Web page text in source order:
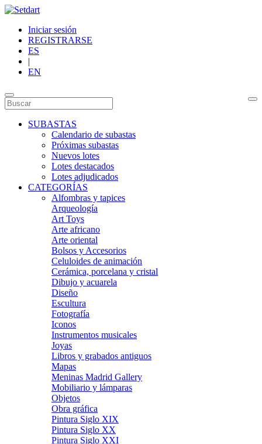
Iniciar sesión
REGISTRARSE
ES
|
EN
SUBASTAS
Calendario de subastas
Próximas subastas
Nuevos lotes
Lotes destacados
Lotes adjudicados
CATEGORÍAS
Alfombras y tapices
Arqueología
Art Toys
Arte africano
Arte oriental
Bolsos y Accesorios
Celuloides de animación
Cerámica, porcelana y cristal
Dibujo y acuarela
Diseño
Escultura
Fotografía
Iconos
Instrumentos musicales
Joyas
Libros y grabados antiguos
Mapas
Meninas Madrid Gallery
Mobiliario y lámparas
Objetos
Obra gráfica
Pintura Siglo XIX
Pintura Siglo XX
Pintura Siglo XXI